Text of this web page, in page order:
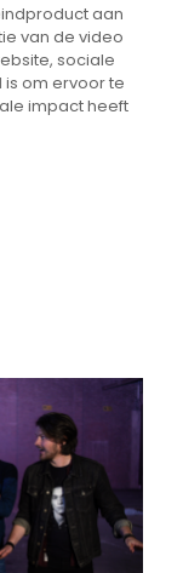
aan
van de video
sociale
om ervoor te
impact heeft